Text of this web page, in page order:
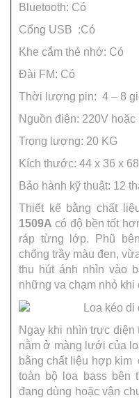
Bluetooth: Có
Cổng USB :Có
Khe cắm thẻ nhớ: Có
Đài FM: Có
Thời lượng pin: 4 – 8
Nguồn điện: 220V
Trọng lượng: 20 KG
Kích thước: 44 x 36 x
Bảo hành kỹ thuật: 12
Thiết kế bằng chất
1509A có độ bền tốt
ráp từng lớp. Phũ
chống trầy màu đen,
thu hút ánh nhìn vào
những va chạm nhỏ khi
Ngay khi nhìn trực diện
nằm ở màng lưới của
bằng chất liệu hợp kim
toàn bộ loa bass bên
đang dùng hoặc vận